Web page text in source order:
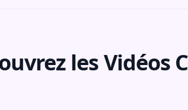
les Vidéos